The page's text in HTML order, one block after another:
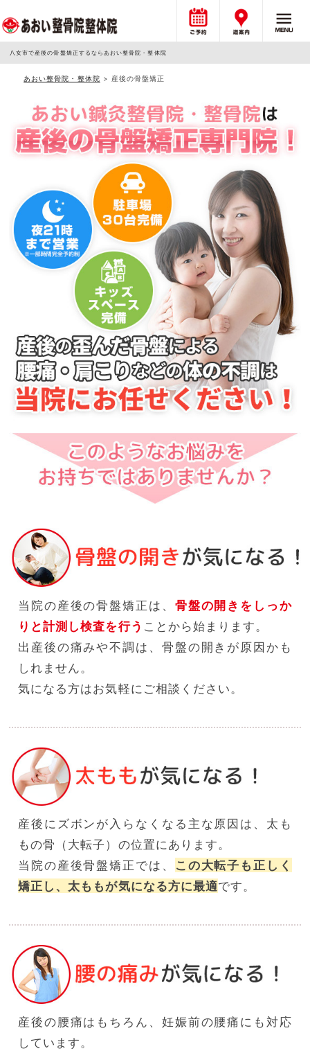
八女市で産後の骨盤矯正するならあおい整骨院・整体院
あおい整骨院・整体院 > 産後の骨盤矯正
当院の産後の骨盤矯正は、 骨盤の開きをしっか
りと計測し検査を行う ことから始まります。
出産後の痛みや不調は、骨盤の開きが原因かも
しれません。
気になる方はお気軽にご相談ください。
産後にズボンが入らなくなる主な原因は、太も
もの骨（大転子）の位置にあります。
当院の産後骨盤矯正では、
この大転子も正しく
矯正し、太ももが気になる方に最適です。
産後の腰痛はもちろん、妊娠前の腰痛にも対応
しています。